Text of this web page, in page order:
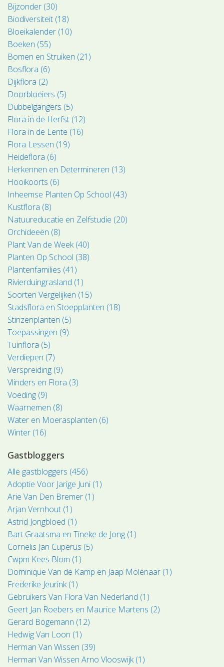
Bijzonder (30)
Biodiversiteit (18)
Bloeikalender (10)
Boeken (55)
Bomen en Struiken (21)
Bosflora (6)
Dijkflora (2)
Doorbloeiers (5)
Dubbelgangers (5)
Flora in de Herfst (12)
Flora in de Lente (16)
Flora Lessen (19)
Heideflora (6)
Herkennen en Determineren (13)
Hooikoorts (6)
Inheemse Planten Op School (43)
Kustflora (8)
Natuureducatie en Zelfstudie (20)
Orchideeën (8)
Plant Van de Week (40)
Planten Op School (38)
Plantenfamilies (41)
Rivierduingrasland (1)
Soorten Vergelijken (15)
Stadsflora en Stoepplanten (18)
Stinzenplanten (5)
Toepassingen (9)
Tuinflora (5)
Verdiepen (7)
Verspreiding (9)
Vlinders en Flora (3)
Voeding (9)
Waarnemen (8)
Water en Moerasplanten (6)
Winter (16)
Gastbloggers
Alle gastbloggers (456)
Adoptie Voor Jarige Juni (1)
Arie Van Den Bremer (1)
Arjan Vernhout (1)
Astrid Jongbloed (1)
Bart Graatsma en Tineke de Jong (1)
Cornelis Jan Cuperus (5)
Cwpm Kees Blom (1)
Dominique Van de Kamp en Jaap Molenaar (1)
Frederike Jeurink (1)
Gebruikers Van Flora Van Nederland (1)
Geert Jan Roebers en Maurice Martens (2)
Gerard Bögemann (12)
Hedwig Van Loon (1)
Herman Van Wissen (39)
Herman Van Wissen Arno Vlooswijk (1)